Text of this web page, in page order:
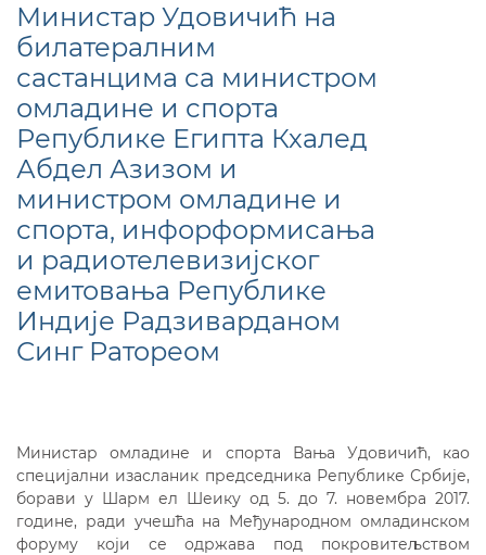
Министар Удовичић на
билатералним
сaстанцима са министром
омладине и спорта
Републике Египта Кхалед
Абдел Азизом и
министром омладине и
спорта, инфорформисања
и радиотелевизијског
емитовања Републике
Индије Радзиварданом
Синг Ратореом
Министар омладине и спорта Вања Удовичић, као
специјални изасланик председника Републике Србије,
борави у Шарм ел Шеику од 5. до 7. новембра 2017.
године, ради учешћа на Међународном омладинском
форуму који се одржава под покровитељством